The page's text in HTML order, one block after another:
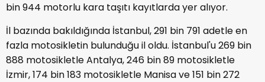
bin 944 motorlu kara taşıtı kayıtlarda yer alıyor.
İl bazında bakıldığında İstanbul, 291 bin 791 adetle en
fazla motosikletin bulunduğu il oldu. İstanbul'u 269 bin
888 motosikletle Antalya, 246 bin 89 motosikletle
İzmir, 174 bin 183 motosikletle Manisa ve 151 bin 272